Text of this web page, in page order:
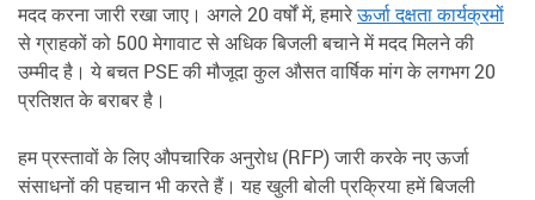
मदद करना जारी रखा जाए। अगले 20 वर्षों में, हमारेऊर्जा दक्षता कार्यक्रमों
से ग्राहकों को 500 मेगावाट से अधिक बिजली बचाने में मदद मिलने की
उम्मीद है। ये बचत PSE की मौजूदा कुल औसत वार्षिक मांग के लगभग 20
प्रतिशत के बराबर है।
हम प्रस्तावों के लिए औपचारिक अनुरोध (RFP) जारी करके नए ऊर्जा
संसाधनों की पहचान भी करते हैं। यह खुली बोली प्रक्रिया हमें बिजली